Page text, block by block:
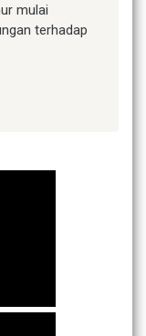
mulai
terhadap